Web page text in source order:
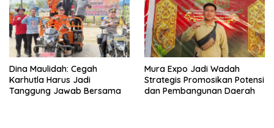
Dina Maulidah: Cegah
Karhutla Harus Jadi
Tanggung Jawab Bersama
Mura Expo Jadi Wadah
Strategis Promosikan Potensi
dan Pembangunan Daerah